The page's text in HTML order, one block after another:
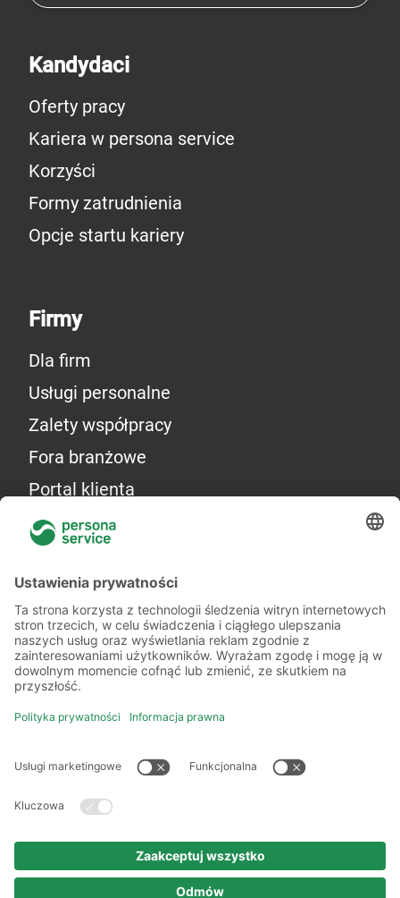
Kandydaci
Oferty pracy
Kariera w persona service
Korzyści
Formy zatrudnienia
Opcje startu kariery
Firmy
Dla firm
Usługi personalne
Zalety współpracy
Fora branżowe
Portal klienta
Więcej o nas
Kilka słów o nas
Oddziały
Akademia
Informacje prawne
Polityka prywatności
Prawa autorskie